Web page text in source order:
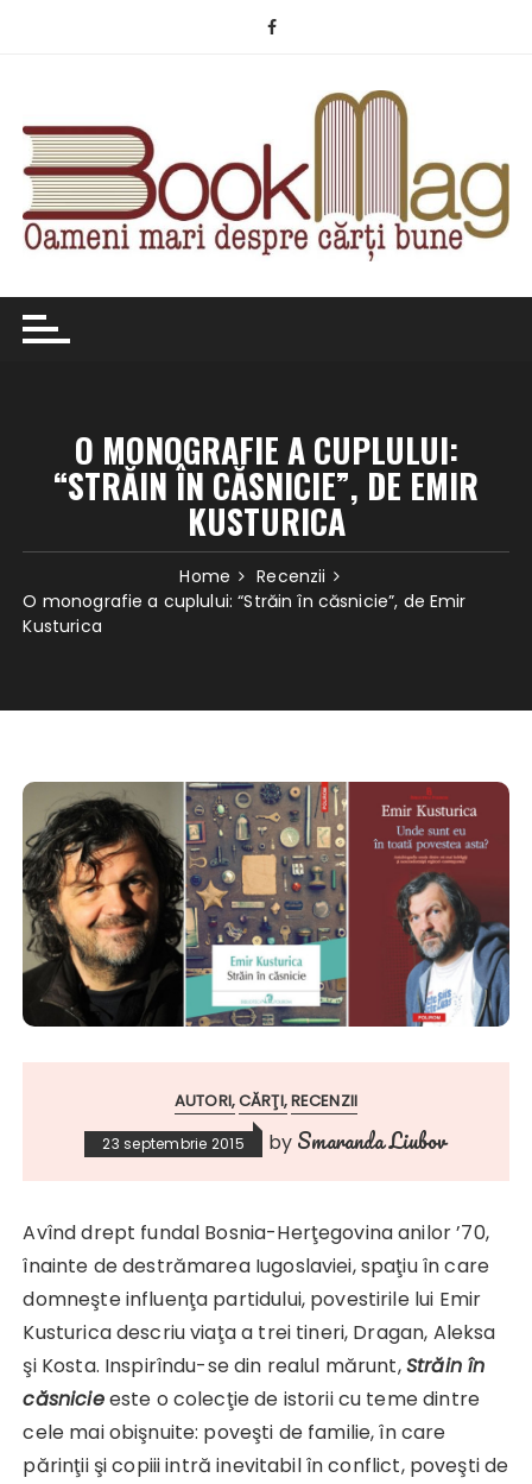
O MONOGRAFIE A CUPLULUI:
“STRĂIN ÎN CĂSNICIE”, DE EMIR
KUSTURICA
Home
Recenzii
O monografie a cuplului: “Străin în căsnicie”, de Emir
Kusturica
AUTORI CĂRŢI RECENZII
23 septembrie 2015 by Smaranda Liubov
Avînd drept fundal Bosnia-Herţegovina anilor ’70,
înainte de destrămarea Iugoslaviei, spaţiu în care
domneşte influenţa partidului, povestirile lui Emir
Kusturica descriu viaţa a trei tineri, Dragan, Aleksa
şi Kosta. Inspirîndu-se din realul mărunt,Străin în
căsnicieeste o colecţie de istorii cu teme dintre
cele mai obişnuite: poveşti de familie, în care
părinţii şi copiii intră inevitabil în conflict, poveşti de